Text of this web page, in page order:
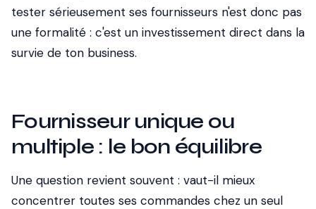
tester sérieusement ses fournisseurs n'est donc pas
une formalité : c'est un investissement direct dans la
survie de ton business.
Fournisseur unique ou
multiple : le bon équilibre
Une question revient souvent : vaut-il mieux
concentrer toutes ses commandes chez un seul